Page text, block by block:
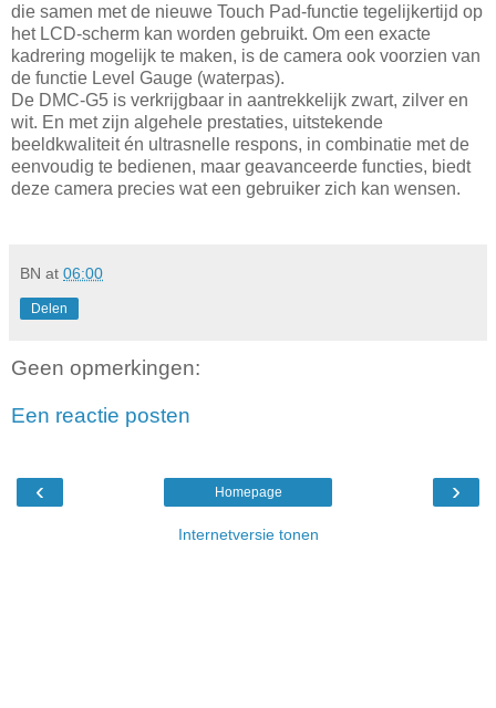
die samen met de nieuwe Touch Pad-functie tegelijkertijd op
het LCD-scherm kan worden gebruikt. Om een exacte
kadrering mogelijk te maken, is de camera ook voorzien van
de functie Level Gauge (waterpas).
De DMC-G5 is verkrijgbaar in aantrekkelijk zwart, zilver en
wit. En met zijn algehele prestaties, uitstekende
beeldkwaliteit én ultrasnelle respons, in combinatie met de
eenvoudig te bedienen, maar geavanceerde functies, biedt
deze camera precies wat een gebruiker zich kan wensen.
BN at 06:00
Delen
Geen opmerkingen:
Een reactie posten
‹ ›
Homepage
Internetversie tonen